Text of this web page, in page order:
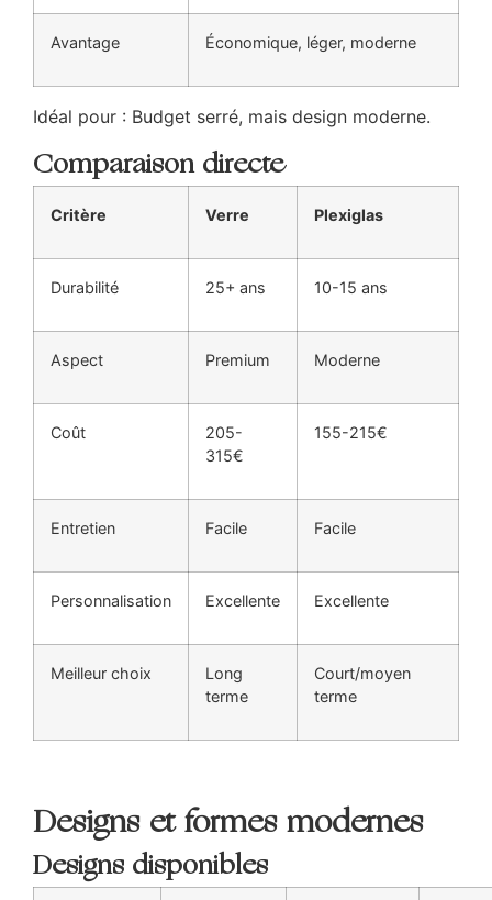
Avantage Économique, léger, moderne
Idéal pour : Budget serré, mais design moderne.
Comparaison directe
Critère Verre Plexiglas
Durabilité 25+ ans 10-15 ans
Aspect Premium Moderne
Coût
205-
315€
155-215€
Entretien Facile Facile
Personnalisation Excellente Excellente
Meilleur choix
Long
terme
Court/moyen
terme
Designs et formes modernes
Designs disponibles